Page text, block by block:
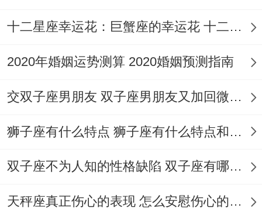
伽而非跑步，某个看似轻微的肌肉拉伤或许
里的肠胃药是不是过期~这个动作会在凌晨
发挥关键作用～
蛰伏已久的创作欲将在通勤路上爆发！
感，午餐时无意听到的对话会化作故事梗
十二星座幸运花：巨蟹座的幸运花 十二星座幸运花精灵王
2020年婚姻运势测算 2020婚姻预测指南
交双子座男朋友 双子座男朋友又加回微信什么意思
狮子座有什么特点 狮子座有什么特点和特征
双子座不为人知的性格缺陷 双子座有哪些缺点
天秤座真正伤心的表现 怎么安慰伤心的天秤座